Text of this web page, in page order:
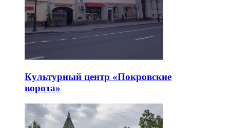
Культурный центр «Покровские
ворота»